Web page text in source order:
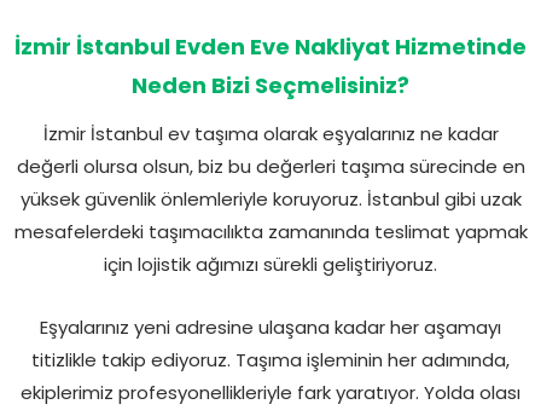
İzmir İstanbul Evden Eve Nakliyat Hizmetinde
Neden Bizi Seçmelisiniz?
İzmir İstanbul ev taşıma olarak eşyalarınız ne kadar
değerli olursa olsun, biz bu değerleri taşıma sürecinde en
yüksek güvenlik önlemleriyle koruyoruz. İstanbul gibi uzak
mesafelerdeki taşımacılıkta zamanında teslimat yapmak
için lojistik ağımızı sürekli geliştiriyoruz.
Eşyalarınız yeni adresine ulaşana kadar her aşamayı
titizlikle takip ediyoruz. Taşıma işleminin her adımında,
ekiplerimiz profesyonellikleriyle fark yaratıyor. Yolda olası